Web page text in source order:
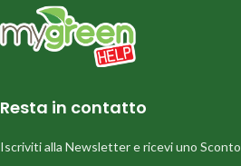
Resta in contatto
Iscriviti alla Newsletter e ricevi uno Sconto